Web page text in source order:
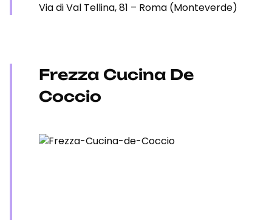
Via di Val Tellina, 81 – Roma (Monteverde)
Frezza Cucina De
Coccio